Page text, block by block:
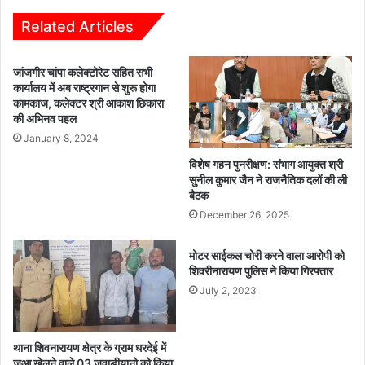
आ
यो
न
हे
र
ला
ल
की
आ
ला
न
या
आ
धा
र
Related Articles
जांजगीर चांपा कलेक्टोरेट सहित सभी
कार्यालय में अब राष्ट्रगान से शुरू होगा
कामकाज, कलेक्टर श्री आकाश छिकारा
की अभिनव पहल
January 8, 2024
विशेष गहन पुनरीक्षण: संभाग आयुक्त श्री
सुनील कुमार जैन ने राजनैतिक दलों की ली
बैठक
December 26, 2025
थाना शिवनारायण क्षेत्र के ग्राम धरदेई में
मोटर साईकल चोरी करने वाला आरोपी को
शिवरीनारायण पुलिस ने किया गिरफ्तार
July 2, 2023